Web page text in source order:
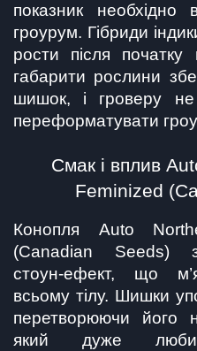
показник необхідно
гроурум. Гібриди
рости після початку
габарити рослини
шишок, і гроверу не
переформатувати
Смак і вплив
Feminized
Конопля Auto
(Canadian Seeds)
стоун-ефект, що
всьому тілу. Шишки
перетворюючи його
який дуже